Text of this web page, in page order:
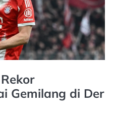
Gemilang di Der